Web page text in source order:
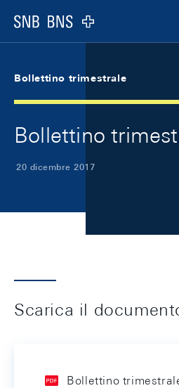
Logo
Bollettino trimestrale
Bollettino
20 dicembre 2017
Scarica il
Bollettino